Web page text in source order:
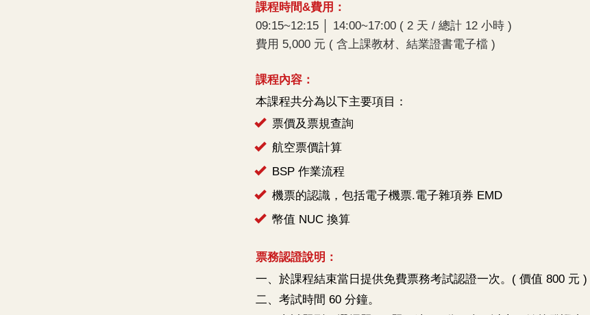
課程時間&費用：
09:15~12:15 │ 14:00~17:00 ( 2 天 / 總計 12 小時 )
費用 5,000 元 ( 含上課教材、結業證書電子檔 )
課程內容：
本課程共分為以下主要項目：
票價及票規查詢
航空票價計算
BSP 作業流程
機票的認識，包括電子機票.電子雜項券 EMD
幣值 NUC 換算
票務認證說明：
一、於課程結束當日提供免費票務考試認證一次。( 價值 800 元 )
二、考試時間 60 分鐘。